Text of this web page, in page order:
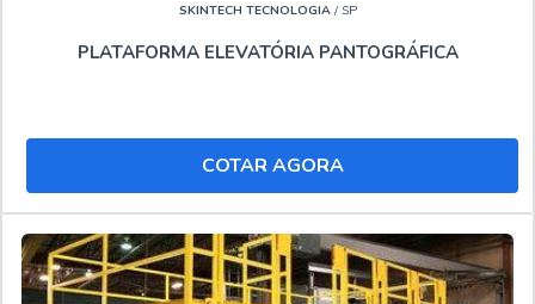
SKINTECH TECNOLOGIA/ SP
PLATAFORMA ELEVATÓRIA PANTOGRÁFICA
COTAR AGORA